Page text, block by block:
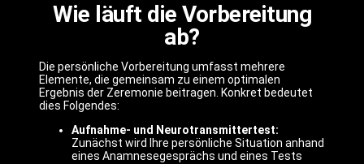
Wie läuft die Vorbereitung
ab?
Die persönliche Vorbereitung umfasst mehrere
Elemente, die gemeinsam zu einem optimalen
Ergebnis der Zeremonie beitragen. Konkret bedeutet
dies Folgendes:
Aufnahme- und Neurotransmittertest:
Zunächst wird Ihre persönliche Situation anhand
eines Anamnesegesprächs und eines Tests